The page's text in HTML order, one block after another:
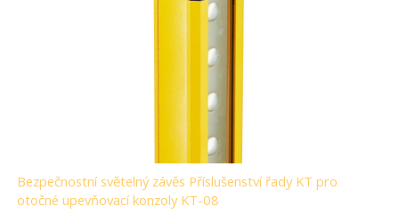
Bezpečnostní světelný závěs Příslušenství řady KT pro
otočné upevňovací konzoly KT-08